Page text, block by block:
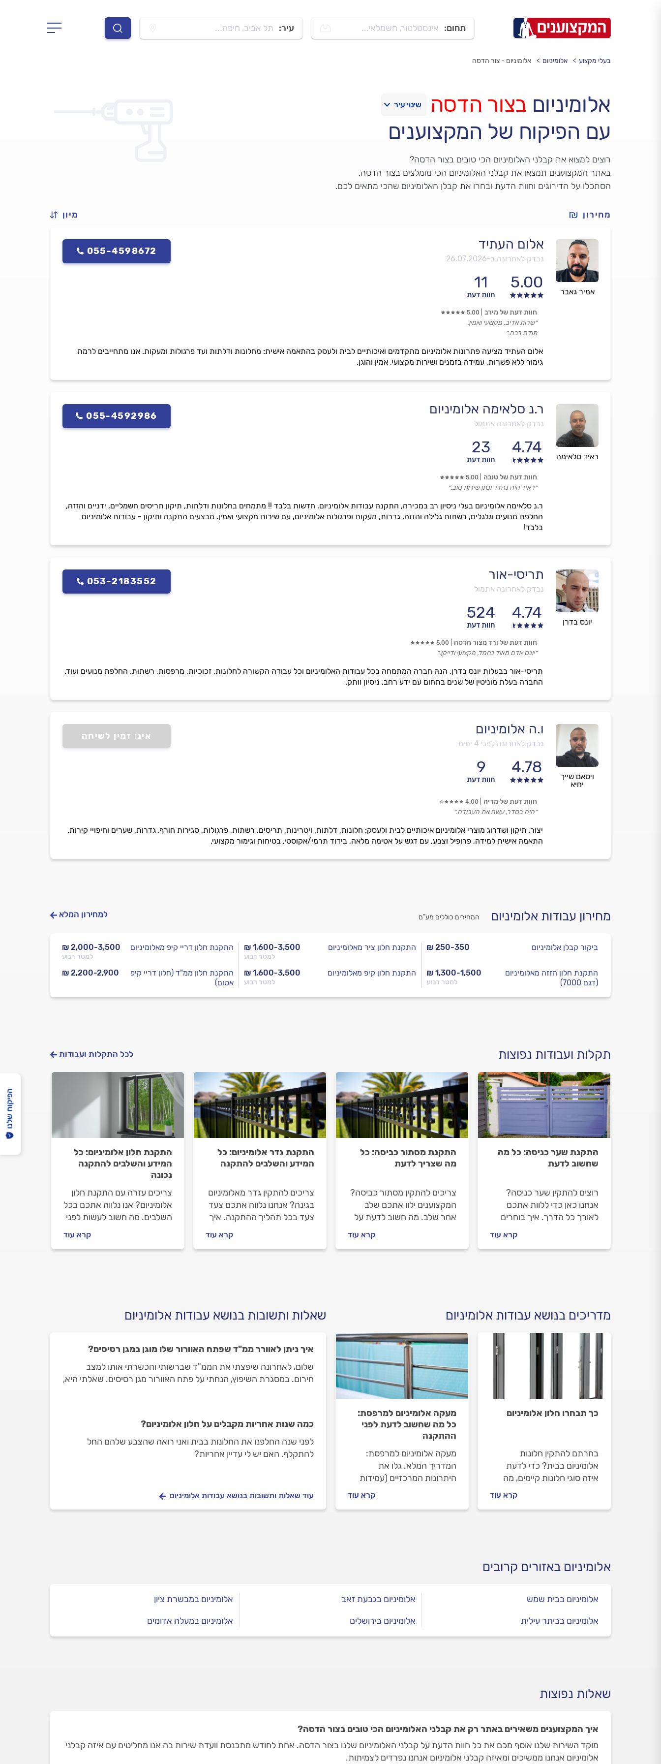
תחום: אינסטלטור, חשמלאי... עיר: תל אביב, חיפה...
בעלי מקצוע אלומיניום אלומיניום - צור הדסה
אלומיניום בצור הדסה
עם הפיקוח של המקצוענים
רוצים למצוא את קבלני האלומיניום הכי טובים בצור הדסה?
באתר המקצוענים תמצאו את קבלני האלומיניום הכי מומלצים בצור הדסה.
הסתכלו על הדירוגים וחוות הדעת ובחרו את קבלן האלומיניום שהכי מתאים לכם.
מחירון מיון
אמיר גאבר
אלום העתיד
נבדק לאחרונה ב-26.07.2026
5.00
11
חוות דעת
055-4598672
אלום העתיד מציעה פתרונות אלומיניום מתקדמים ואיכותיים לבית ולעסק בהתאמה אישית: מחלונות ודלתות ועד פרגולות ומעקות. אנו מתחייבים לרמת
גימור ללא פשרות, עמידה בזמנים ושירות מקצועי, אמין והוגן.
חוות דעת של מירב 5.00
״שרות אדיב, מקצועי ואמין.
תודה רבה.״
ראיד סלאימה
ר.נ סלאימה אלומיניום
נבדק לאחרונה אתמול
4.74
23
חוות דעת
055-4592986
ר.נ סלאימה אלומיניום בעלי ניסיון רב במכירה, התקנה עבודות אלומיניום. חדשות בלבד !! מתמחים בחלונות ודלתות, תיקון תריסים חשמליים, ידניים והזזה,
החלפת מנועים וגלגלים, רשתות גלילה והזזה, גדרות, מעקות ופרגולות אלומיניום, עם שירות מקצועי ואמין. מבצעים התקנה ותיקון - עבודות אלומיניום
בלבד!
חוות דעת של טובה 5.00
״ראיד היה נהדר ונתן שירות טוב.״
יונס בדרן
תריסי-אור
נבדק לאחרונה אתמול
4.74
524
חוות דעת
053-2183552
תריסי-אור בבעלות יונס בדרן, הנה חברה המתמחה בכל עבודות האלומיניום וכל עבודה הקשורה לחלונות, זכוכיות, מרפסות, רשתות, החלפת מנועים ועוד.
החברה בעלת מוניטין של שנים בתחום עם ידע רחב, ניסיון וותק.
חוות דעת של ורד מצור הדסה 5.00
״יונס אדם מאוד נחמד, מקצועי ודייקן.״
ויסאם שייך
יחיא
ו.ה אלומיניום
נבדק לאחרונה לפני 4 ימים
4.78
9
חוות דעת
אינו זמין לשיחה
יצור, תיקון ושדרוג מוצרי אלומיניום איכותיים לבית ולעסק: חלונות, דלתות, ויטרינות, תריסים, רשתות, פרגולות, סגירות חורף, גדרות, שערים וחיפויי קירות.
התאמה אישית למידה, פרופיל וצבע, עם דגש על אטימה מלאה, בידוד תרמי/אקוסטי, בטיחות וגימור מקצועי.
חוות דעת של מריה 4.00
״היה בסדר, עשה את העבודה.״
מחירון עבודות אלומיניום המחירים כוללים מע”מ למחירון המלא
₪ 250-350 ביקור קבלן אלומיניום
₪ 1,300-1,500
למטר רבוע
התקנת חלון הזזה מאלומיניום
(דגם 7000)
₪ 1,600-3,500
למטר רבוע
התקנת חלון ציר מאלומיניום
₪ 1,600-3,500
למטר רבוע
התקנת חלון קיפ מאלומיניום
₪ 2,000-3,500
למטר רבוע
התקנת חלון דריי קיפ מאלומיניום
₪ 2,200-2,900
התקנת חלון ממ"ד (חלון דריי קיפ
אטום)
תקלות ועבודות נפוצות לכל התקלות ועבודות
התקנת שער כניסה: כל מה
שחשוב לדעת
רוצים להתקין שער כניסה?
אנחנו כאן כדי ללוות אתכם
לאורך כל הדרך. איך בוחרים
מול קבלן האלומיניום וכמה עולה
התקנת שער כניסה? כל
קרא עוד
התקנת מסתור כביסה: כל
מה שצריך לדעת
צריכים להתקין מסתור כביסה?
המקצוענים ילוו אתכם שלב
אחר שלב. מה חשוב לדעת על
מתנהלים מול קבלן האלומיניום
וכמה עולה להתקין מסתור
קרא עוד
התקנת גדר אלומיניום: כל
המידע והשלבים להתקנה
צריכים להתקין גדר מאלומיניום
בגינה? אנחנו נלווה אתכם צעד
צעד בכל תהליך ההתקנה. איך
מתכננים נכון התקנה של גדר
אלומיניום ומה חשוב לבדוק לפני
קרא עוד
התקנת חלון אלומיניום: כל
המידע והשלבים להתקנה
נכונה
צריכים עזרה עם התקנת חלון
אלומיניום? אנו נלווה אתכם בכל
השלבים. מה חשוב לעשות לפני
חשוב לבדוק מולו וכמה עולה
התקנה של חלון אלומיניום?
קרא עוד
מדריכים בנושא עבודות אלומיניום
כך תבחרו חלון אלומיניום
בחרתם להתקין חלונות
אלומיניום בבית? כדי לדעת
איזה סוגי חלונות קיימים, מה
לסטנדרטי ומה כוללת האחריות
קרא עוד
מעקה אלומיניום למרפסת:
כל מה שחשוב לדעת לפני
ההתקנה
מעקה אלומיניום למרפסת:
המדריך המלא. גלו את
היתרונות המרכזיים (עמידות
ההתקנה שלב אחר שלב ומה
משפיע על העלות. בחירה
קרא עוד
שאלות ותשובות בנושא עבודות אלומיניום
איך ניתן לאוורר ממ"ד שפתח האוורור שלו מוגן במגן רסיסים?
שלום, לאחרונה שיפצתי את הממ"ד שברשותי והכשרתי אותו למצב
חירום. במסגרת השיפוץ, הנחתי על פתח האוורור מגן רסיסים. שאלתי היא,
כמה שנות אחריות מקבלים על חלון אלומיניום?
לפני שנה החלפנו את החלונות בבית ואני רואה שהצבע שלהם החל
להתקלף. האם יש לי עדיין אחריות?
עוד שאלות ותשובות בנושא עבודות אלומיניום
אלומיניום באזורים קרובים
אלומיניום בבית שמש
אלומיניום בביתר עילית
אלומיניום בגבעת זאב
אלומיניום בירושלים
אלומיניום במבשרת ציון
אלומיניום במעלה אדומים
שאלות נפוצות
איך המקצוענים משאירים באתר רק את קבלני האלומיניום הכי טובים בצור הדסה?
מוקד השירות שלנו אוסף מכם את כל חוות הדעת על קבלני האלומיניום שלנו בצור הדסה. אחת לחודש מתכנסת וועדת שירות בה אנו מחליטים עם איזה קבלני
אלומיניום אנחנו ממשיכים ומאיזה קבלני אלומיניום אנחנו נפרדים לצמיתות.
הפיקוח שלנו